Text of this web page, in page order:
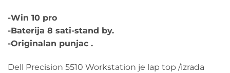
-Win 10 pro
-Baterija 8 sati-stand by.
-Originalan punjac .
Dell Precision 5510 Workstation je lap top /izrada